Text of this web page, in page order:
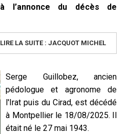
à l’annonce du décès de
LIRE LA SUITE : JACQUOT MICHEL
Serge Guillobez, ancien
pédologue et agronome de
l'Irat puis du Cirad, est décédé
à Montpellier le 18/08/2025. Il
était né le 27 mai 1943.